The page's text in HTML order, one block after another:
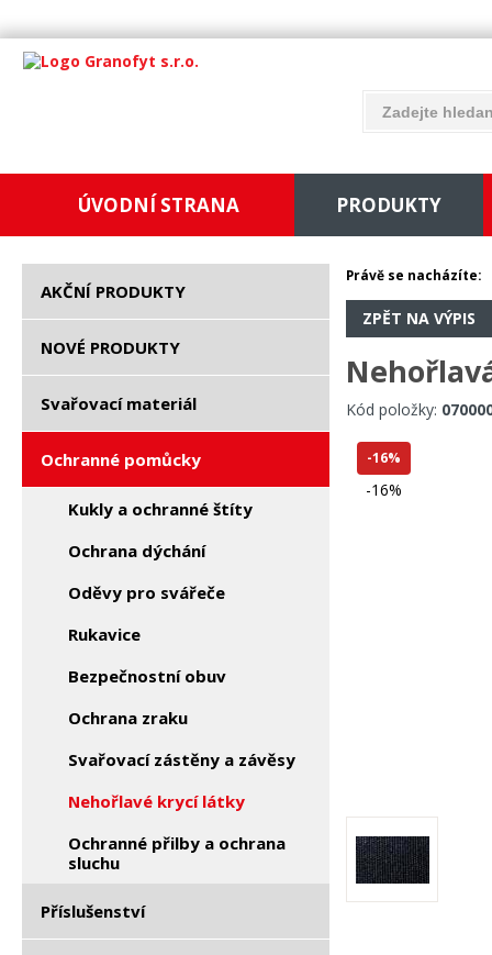
ÚVODNÍ STRANA PRODUKTY
AKČNÍ PRODUKTY
NOVÉ PRODUKTY
Svařovací materiál
Ochranné pomůcky
Kukly a ochranné štíty
Ochrana dýchání
Oděvy pro svářeče
Rukavice
Bezpečnostní obuv
Ochrana zraku
Svařovací zástěny a závěsy
Nehořlavé krycí látky
Ochranné přilby a ochrana
sluchu
Příslušenství
Právě se nacházíte:
ZPĚT NA VÝPIS
Kód položky:
-16%
-16%